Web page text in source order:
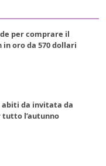
per comprare il
in oro da 570 dollari
abiti da invitata da
tutto l’autunno